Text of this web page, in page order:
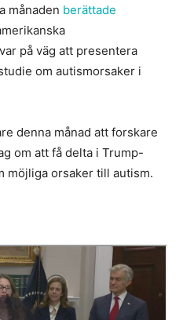
månaden berättade
på väg att presentera
om autismorsaker i
denna månad att forskare
om att få delta i Trump-
möjliga orsaker till autism.